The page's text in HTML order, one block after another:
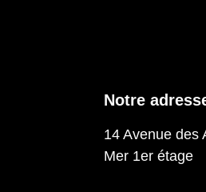
Notre
14 Avenue des
Mer 1er étage